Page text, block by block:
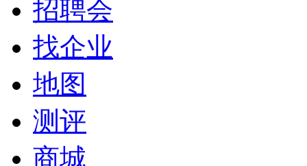
招聘会
找企业
地图
测评
商城